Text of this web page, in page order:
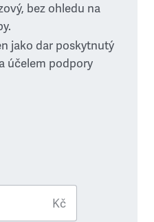
bez ohledu na
jako dar poskytnutý
účelem podpory
Kč